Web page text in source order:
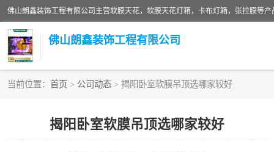
佛山朗鑫装饰工程有限公司
当前位置： 首页 > 公司动态 > 揭阳卧室软膜吊顶选哪家较好
揭阳卧室软膜吊顶选哪家较好